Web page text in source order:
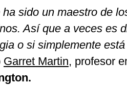
ha sido un maestro de
Así que a veces es
o si simplemente
Garret Martin, profesor